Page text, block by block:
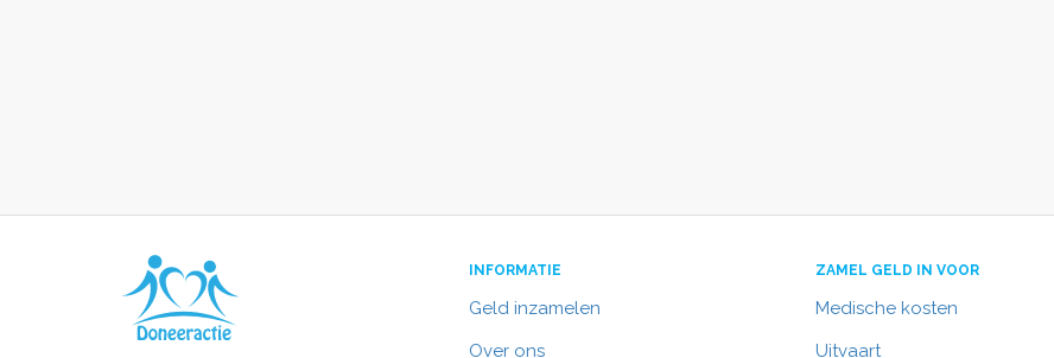
INFORMATIE
Geld inzamelen
Over ons
ZAMEL GELD IN VOOR
Medische kosten
Uitvaart